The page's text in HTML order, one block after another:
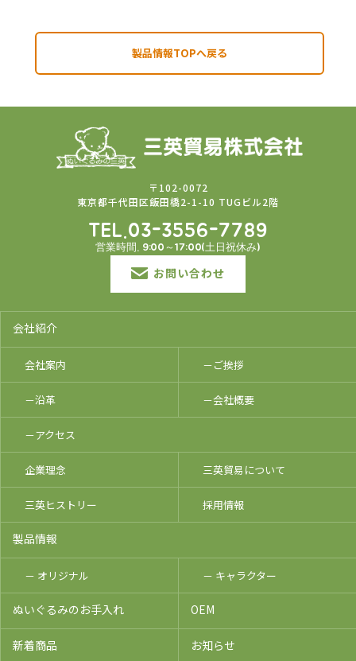
製品情報TOPへ戻る
〒102-0072
東京都千代田区飯田橋2-1-10 TUGビル2階
TEL.03-3556-7789
営業時間. 9:00～17:00(土日祝休み)
お問い合わせ
会社紹介
会社案内 －ご挨拶
－沿革 －会社概要
－アクセス
企業理念 三英貿易について
三英ヒストリー 採用情報
製品情報
－ オリジナル － キャラクター
ぬいぐるみのお手入れ OEM
新着商品 お知らせ